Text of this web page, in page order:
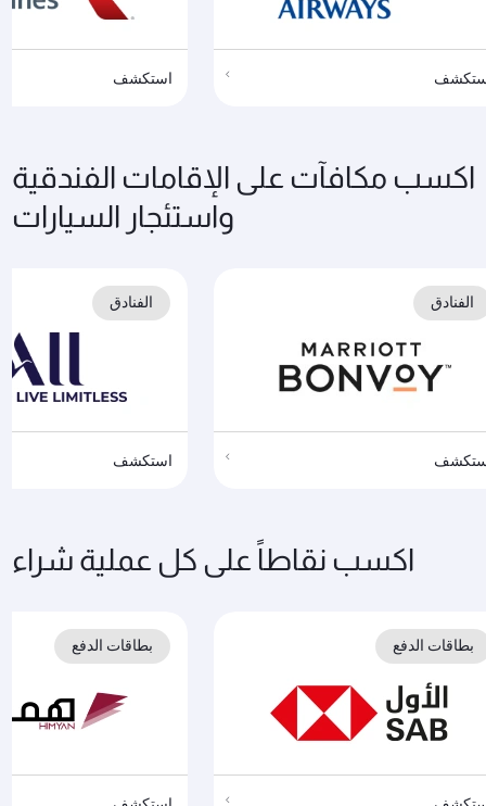
استكشف
اكسب مكافآت على الإقامات الفندقية
واستئجار السيارات
الفنادق
استكشف
الفنادق
اكسب نقاطاً على كل عملية شراء
بطاقات الدفع بطاقات الدفع